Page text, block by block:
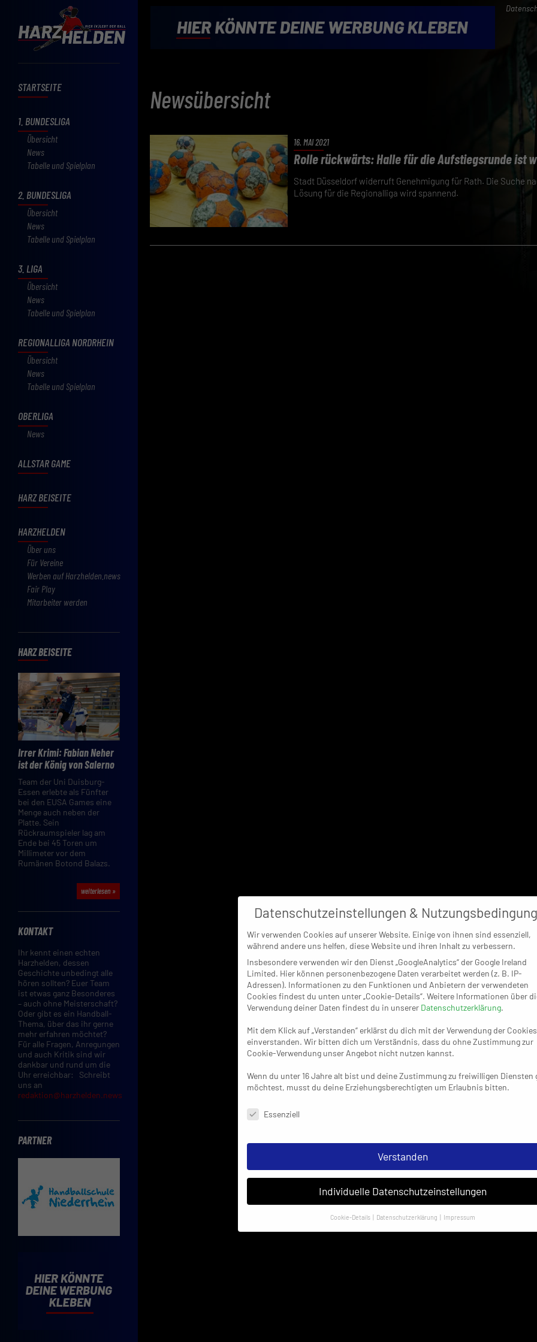
STARTSEITE
1. BUNDESLIGA
Übersicht
News
Tabelle und Spielplan
2. BUNDESLIGA
Übersicht
News
Tabelle und Spielplan
3. LIGA
Übersicht
News
Tabelle und Spielplan
REGIONALLIGA NORDRHEIN
Übersicht
News
Tabelle und Spielplan
OBERLIGA
News
ALLSTAR GAME
HARZ BEISEITE
HARZHELDEN
Über uns
Für Vereine
Werben auf Harzhelden.news
Fair Play
Mitarbeiter werden
HARZ BEISEITE
Irrer Krimi: Fabian Neher
ist der König von Salerno
Team der Uni Duisburg-
Essen erlebte als Fünfter
bei den EUSA Games eine
Menge auch neben der
Platte. Sein
Rückraumspieler lag am
Ende bei 45 Toren um
Millimeter vor dem
Rumänen Botond Balazs.
weiterlesen »
KONTAKT
Ihr kennt einen echten
Harzhelden, dessen
Geschichte unbedingt alle
hören sollten? Euer Team
ist etwas ganz Besonderes
– auch ohne Meisterschaft?
Oder gibt es ein Handball-
Thema, über das ihr gerne
mehr erfahren möchtet?
Für alle Fragen, Anregungen
und auch Kritik sind wir
dankbar und rund um die
Uhr erreichbar: Schreibt
uns an
redaktion@harzhelden.news
PARTNER
Newsübersicht
16. MAI 2021
Rolle rückwärts: Halle für die Aufstiegsrunde ist
Stadt Düsseldorf widerruft Genehmigung für Rath. Die Suche
Lösung für die Regionalliga wird spannend.
Datenschutzeinstellungen &
Wir verwenden Cookies auf unserer Website. Einige von ihnen sind essenziell,
während andere uns helfen, diese Website und ihren Inhalt zu verbessern.
Insbesondere verwenden wir den Dienst „GoogleAnalytics“ der Google Ireland
Limited. Hier können personenbezogene Daten verarbeitet werden (z. B. IP-
Adressen). Informationen zu den Funktionen und Anbietern der verwendeten
Cookies findest du unten unter „Cookie-Details“. Weitere Informationen über
Verwendung deiner Daten findest du in unserer Datenschutzerklärung.
Mit dem Klick auf „Verstanden“ erklärst du dich mit der Verwendung der Cookies
einverstanden. Wir bitten dich um Verständnis, dass du ohne Zustimmung zur
Cookie-Verwendung unser Angebot nicht nutzen kannst.
Wenn du unter 16 Jahre alt bist und deine Zustimmung zu freiwilligen Diensten
möchtest, musst du deine Erziehungsberechtigten um Erlaubnis bitten.
Datenschutzeinstellungen & Nutzungsbedingungen
Essenziell
Verstanden
Individuelle Datenschutzeinstellungen
Cookie-Details Datenschutzerklärung Impressum
Datenschutzeinstellungen